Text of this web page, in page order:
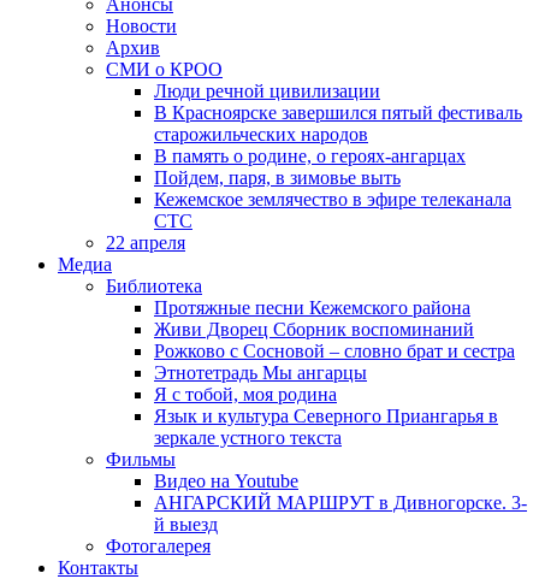
Анонсы
Новости
Архив
СМИ о КРОО
Люди речной цивилизации
В Красноярске завершился пятый фестиваль
старожильческих народов
В память о родине, о героях-ангарцах
Пойдем, паря, в зимовье выть
Кежемское землячество в эфире телеканала
СТС
22 апреля
Медиа
Библиотека
Протяжные песни Кежемского района
Живи Дворец Сборник воспоминаний
Рожково с Сосновой – словно брат и сестра
Этнотетрадь Мы ангарцы
Я с тобой, моя родина
Язык и культура Северного Приангарья в
зеркале устного текста
Фильмы
Видео на Youtube
АНГАРСКИЙ МАРШРУТ в Дивногорске. 3-
й выезд
Фотогалерея
Контакты